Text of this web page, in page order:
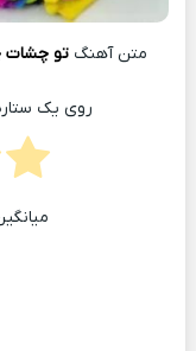
متن آهنگ تو چشات
روی یک